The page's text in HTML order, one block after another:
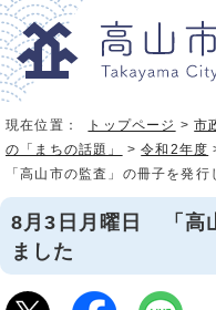
現在位置： トップページ >市
の「まちの話題」
>令和2年度
「高山市の監査」の冊子を発行
8月3日月曜日 「高
ました